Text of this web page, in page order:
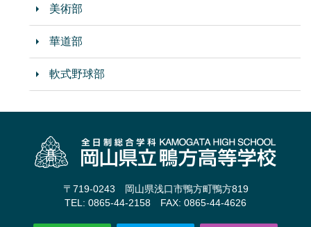
美術部
華道部
軟式野球部
〒719-0243 岡山県浅口市鴨方町鴨方819
TEL: 0865-44-2158 FAX: 0865-44-4626